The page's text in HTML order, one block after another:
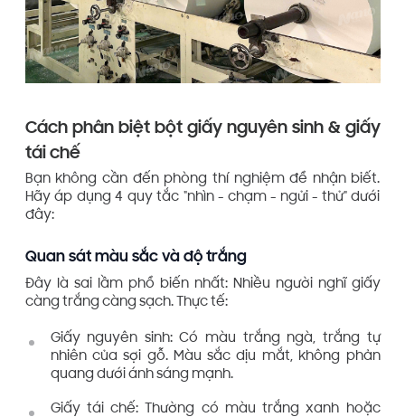
Cách phân biệt bột giấy nguyên sinh & giấy
tái chế
Bạn không cần đến phòng thí nghiệm để nhận biết.
Hãy áp dụng 4 quy tắc "nhìn - chạm - ngửi - thử" dưới
đây:
Quan sát màu sắc và độ trắng
Đây là sai lầm phổ biến nhất: Nhiều người nghĩ giấy
càng trắng càng sạch. Thực tế:
Giấy nguyên sinh: Có màu trắng ngà, trắng tự
nhiên của sợi gỗ. Màu sắc dịu mắt, không phản
quang dưới ánh sáng mạnh.
Giấy tái chế: Thường có màu trắng xanh hoặc